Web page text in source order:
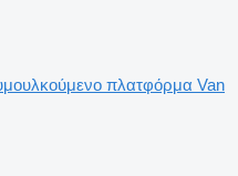
πλατφόρμα Van